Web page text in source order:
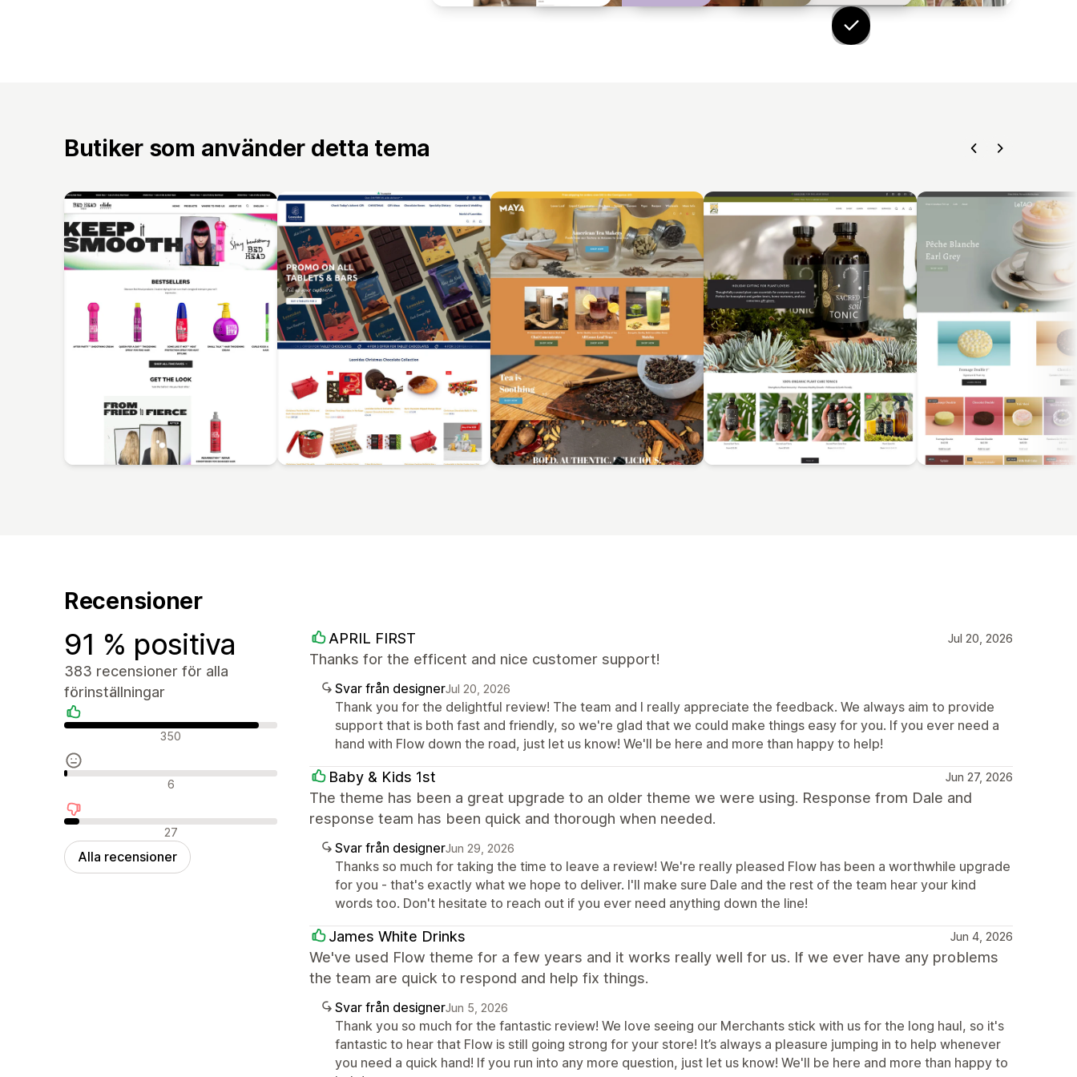
Butiker som använder detta tema
Recensioner
91 % positiva
383 recensioner för alla
förinställningar
Positiva recensioner
350
Neutrala recensioner
6
Negativa recensioner
27
Alla recensioner
APRIL FIRST Jul 20, 2026
Thanks for the efficent and nice customer support!
Svar från designerJul 20, 2026
Thank you for the delightful review! The team and I really appreciate the feedback. We always aim to provide
support that is both fast and friendly, so we're glad that we could make things easy for you. If you ever need a
hand with Flow down the road, just let us know! We'll be here and more than happy to help!
Baby & Kids 1st Jun 27, 2026
The theme has been a great upgrade to an older theme we were using. Response from Dale and
response team has been quick and thorough when needed.
Svar från designerJun 29, 2026
Thanks so much for taking the time to leave a review! We're really pleased Flow has been a worthwhile upgrade
for you - that's exactly what we hope to deliver. I'll make sure Dale and the rest of the team hear your kind
words too. Don't hesitate to reach out if you ever need anything down the line!
James White Drinks Jun 4, 2026
We've used Flow theme for a few years and it works really well for us. If we ever have any problems
the team are quick to respond and help fix things.
Svar från designerJun 5, 2026
Thank you so much for the fantastic review! We love seeing our Merchants stick with us for the long haul, so it's
fantastic to hear that Flow is still going strong for your store! It’s always a pleasure jumping in to help whenever
you need a quick hand! If you run into any more question, just let us know! We'll be here and more than happy to